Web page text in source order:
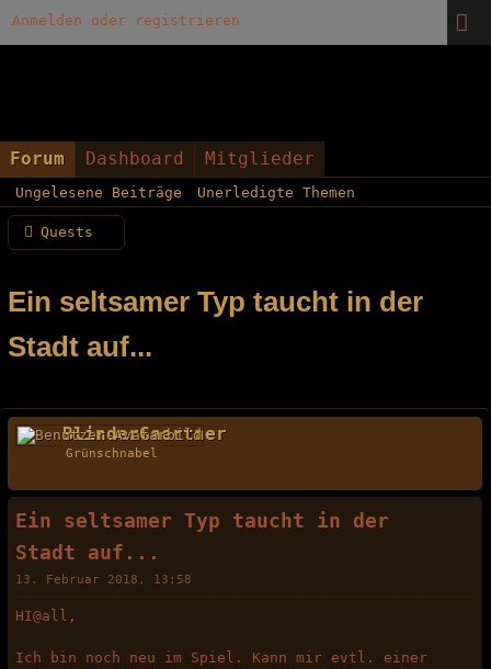
Anmelden oder registrieren
Forum Dashboard Mitglieder
Ungelesene Beiträge Unerledigte Themen
Quests
Ein seltsamer Typ taucht in der
Stadt auf...
BlinderGaertner
Grünschnabel
Ein seltsamer Typ taucht in der
Stadt auf...
13. Februar 2018, 13:58
HI@all,
Ich bin noch neu im Spiel. Kann mir evtl. einer